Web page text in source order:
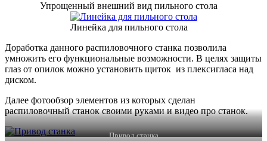
Упрощенный внешний вид пильного стола
Линейка для пильного стола
Доработка данного распиловочного станка позволила
умножить его функциональные возможности. В целях защиты
глаз от опилок можно установить щиток из плексигласа над
диском.
Далее фотообзор элементов из которых сделан
распиловочный станок своими руками и видео про станок.
Привод станка